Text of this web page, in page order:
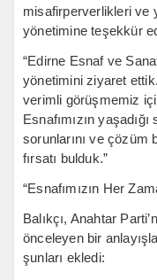
misafirperverlikleri ve
yönetimine teşekkür
“Edirne Esnaf ve
yönetimini ziyaret
verimli görüşmemiz
Esnafımızın
sorunlarını ve çözüm
fırsatı bulduk.”
“Esnafımızın Her
Balıkçı, Anahtar
önceleyen bir
şunları ekledi: